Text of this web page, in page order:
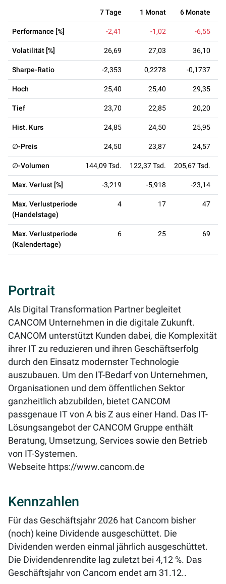
7 Tage 1 Monat 6 Monate
Performance [%] -2,41 -1,02 -6,55
Volatilität [%] 26,69 27,03 36,10
Sharpe-Ratio -2,353 0,2278 -0,1737
Hoch 25,40 25,40 29,35
Tief 23,70 22,85 20,20
Hist. Kurs 24,85 24,50 25,95
∅-Preis 24,50 23,87 24,57
∅-Volumen 144,09 Tsd. 122,37 Tsd. 205,67 Tsd.
Max. Verlust [%] -3,219 -5,918 -23,14
Max. Verlustperiode
(Handelstage)
4 17 47
Max. Verlustperiode
(Kalendertage)
6 25 69
Portrait
Als Digital Transformation Partner begleitet
CANCOM Unternehmen in die digitale Zukunft.
CANCOM unterstützt Kunden dabei, die Komplexität
ihrer IT zu reduzieren und ihren Geschäftserfolg
durch den Einsatz modernster Technologie
auszubauen. Um den IT-Bedarf von Unternehmen,
Organisationen und dem öffentlichen Sektor
ganzheitlich abzubilden, bietet CANCOM
passgenaue IT von A bis Z aus einer Hand. Das IT-
Lösungsangebot der CANCOM Gruppe enthält
Beratung, Umsetzung, Services sowie den Betrieb
von IT-Systemen.
Webseite https://www.cancom.de
Kennzahlen
Für das Geschäftsjahr 2026 hat Cancom bisher
(noch) keine Dividende ausgeschüttet. Die
Dividenden werden einmal jährlich ausgeschüttet.
Die Dividendenrendite lag zuletzt bei 4,12 %. Das
Geschäftsjahr von Cancom endet am 31.12..